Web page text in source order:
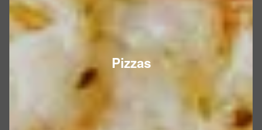
Pizzas